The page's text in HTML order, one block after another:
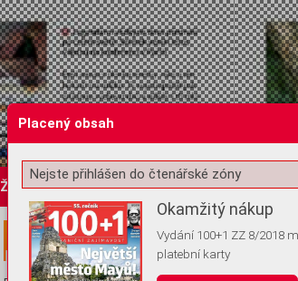
Žádost o souhlas s ukládáním volitelných
Placený obsah
Nejste přihlášen do čtenářské zóny
Okamžitý nákup
Vydání 100+1 ZZ 8/2018
platební karty